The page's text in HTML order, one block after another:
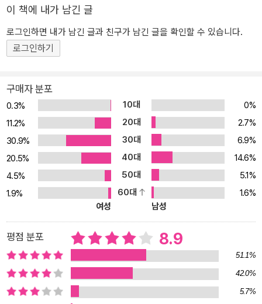
이 책에 내가 남긴 글
로그인하면 내가 남긴 글과 친구가 남긴 글을 확인할 수 있습니다.
로그인하기
구매자 분포
0.3% 10대
0%
11.2%
20대
2.7%
30.9%
30대
6.9%
20.5%
40대
14.6%
4.5%
50대
5.1%
1.9%
60대
1.6%
여성
남성
평점 분포 8.9
51.1%
42.0%
5.7%